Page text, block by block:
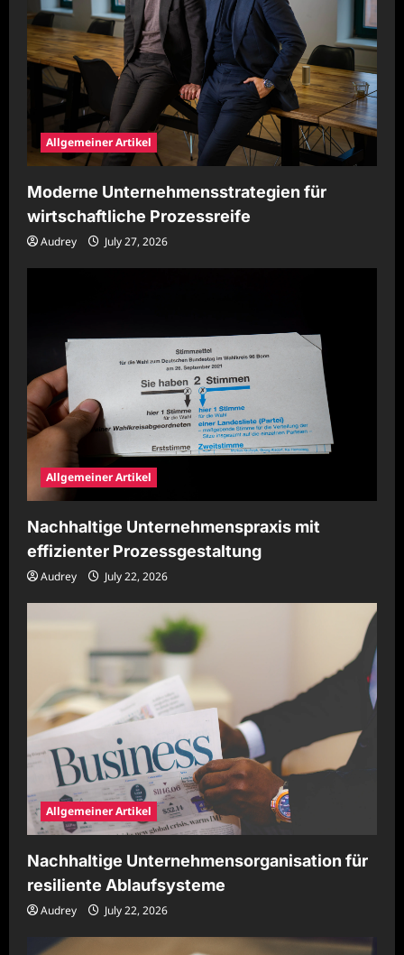
Allgemeiner Artikel
Moderne Unternehmensstrategien für
wirtschaftliche Prozessreife
Audrey July 27, 2026
Allgemeiner Artikel
Nachhaltige Unternehmenspraxis mit
effizienter Prozessgestaltung
Audrey July 22, 2026
Allgemeiner Artikel
Nachhaltige Unternehmensorganisation für
resiliente Ablaufsysteme
Audrey July 22, 2026